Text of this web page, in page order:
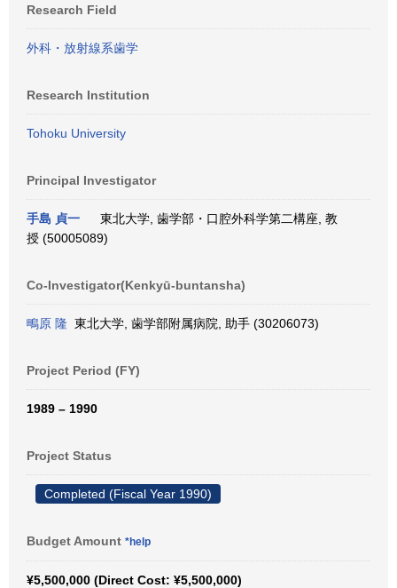
Research Field
外科・放射線系歯学
Research Institution
Tohoku University
Principal Investigator
手島 貞一
東北大学, 歯学部・口腔外科学第二構座, 教
授 (50005089)
Co-Investigator(Kenkyū-buntansha)
鴫原 隆 東北大学, 歯学部附属病院, 助手 (30206073)
Project Period (FY)
1989 – 1990
Project Status
Completed (Fiscal Year 1990)
Budget Amount *help
¥5,500,000 (Direct Cost: ¥5,500,000)